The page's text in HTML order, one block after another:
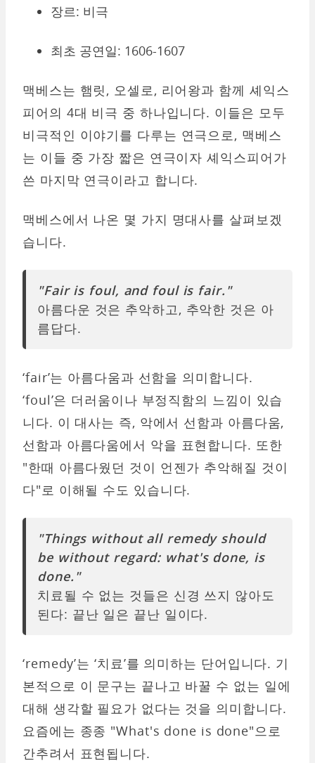
장르: 비극
최초 공연일: 1606-1607
맥베스는 햄릿, 오셀로, 리어왕과 함께 셰익스
피어의 4대 비극 중 하나입니다. 이들은 모두
비극적인 이야기를 다루는 연극으로, 맥베스
는 이들 중 가장 짧은 연극이자 셰익스피어가
쓴 마지막 연극이라고 합니다.
맥베스에서 나온 몇 가지 명대사를 살펴보겠
습니다.
"Fair is foul, and foul is fair."
아름다운 것은 추악하고, 추악한 것은 아
름답다.
‘fair’는 아름다움과 선함을 의미합니다.
‘foul’은 더러움이나 부정직함의 느낌이 있습
니다. 이 대사는 즉, 악에서 선함과 아름다움,
선함과 아름다움에서 악을 표현합니다. 또한
"한때 아름다웠던 것이 언젠가 추악해질 것이
다"로 이해될 수도 있습니다.
"Things without all remedy should
be without regard: what's done, is
done."
치료될 수 없는 것들은 신경 쓰지 않아도
된다: 끝난 일은 끝난 일이다.
‘remedy’는 ‘치료’를 의미하는 단어입니다. 기
본적으로 이 문구는 끝나고 바꿀 수 없는 일에
대해 생각할 필요가 없다는 것을 의미합니다.
요즘에는 종종 "What's done is done"으로
간추려서 표현됩니다.